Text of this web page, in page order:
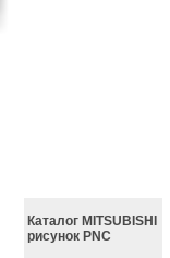
Каталог MITSUBISHI
рисунок PNC